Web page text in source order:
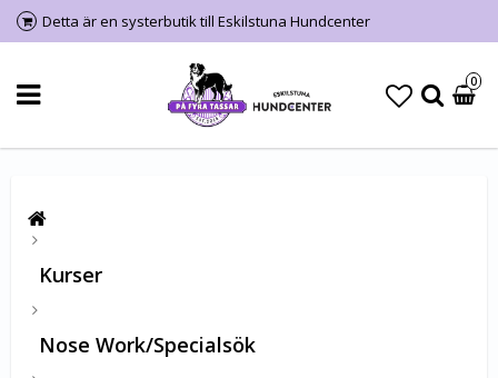
Detta är en systerbutik till Eskilstuna Hundcenter
0
Kurser
Nose Work/Specialsök